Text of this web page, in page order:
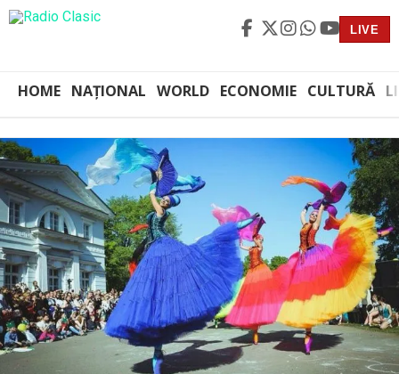
LIVE
HOME NAȚIONAL WORLD ECONOMIE CULTURĂ